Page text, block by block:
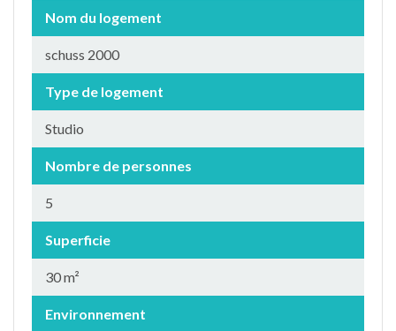
Nom du logement
schuss 2000
Type de logement
Studio
Nombre de personnes
5
Superficie
30 m²
Environnement